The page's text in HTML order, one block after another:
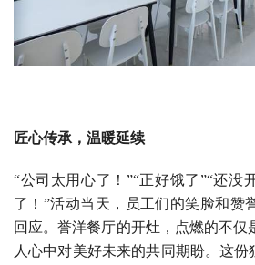
匠心传承，温暖延续
“公司太用心了！”“正好饿了”“还没
了！”活动当天，员工们的笑脸和赞
回应。誉洋餐厅的开灶，点燃的不仅
人心中对美好未来的共同期盼。这份